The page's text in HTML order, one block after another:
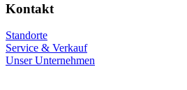
Kontakt
Standorte
Service & Verkauf
Unser Unternehmen